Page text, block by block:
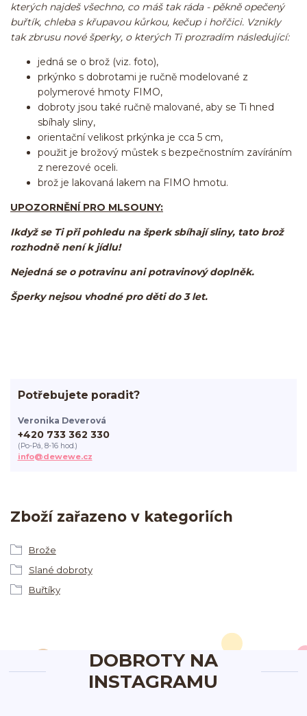
kterých najdeš všechno, co máš tak ráda - pěkně opečený
buřtík, chleba s křupavou kůrkou, kečup i hořčici. Vznikly
tak zbrusu nové šperky, o kterých Ti prozradím následující:
jedná se o brož (viz. foto),
prkýnko s dobrotami je ručně modelované z
polymerové hmoty FIMO,
dobroty jsou také ručně malované, aby se Ti hned
sbíhaly sliny,
orientační velikost prkýnka je cca 5 cm,
použit je brožový můstek s bezpečnostním zavíráním
z nerezové oceli.
brož je lakovaná lakem na FIMO hmotu.
UPOZORNĚNÍ PRO MLSOUNY:
Ikdyž se Ti při pohledu na šperk sbíhají sliny, tato brož
rozhodně není k jídlu!
Nejedná se o potravinu ani potravinový doplněk.
Šperky nejsou vhodné pro děti do 3 let.
Zboží zařazeno v kategoriích
Brože
Slané dobroty
Buřtíky
Potřebujete poradit?
Veronika Deverová
+420 733 362 330
(Po-Pá, 8-16 hod.)
info@dewewe.cz
DOBROTY NA
INSTAGRAMU